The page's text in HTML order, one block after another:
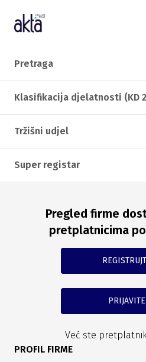
Pretraga
Klasifikacija djelatnosti (KD
Tržišni udjel
Super registar
Pregled firme
pretplatnicima
Već ste
PROFIL FIRME